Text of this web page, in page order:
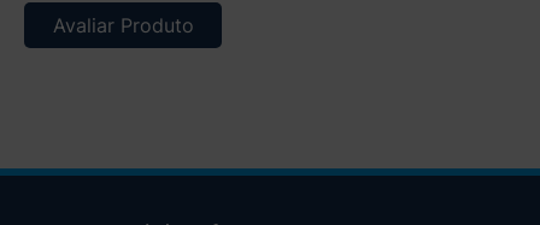
Avaliar Produto